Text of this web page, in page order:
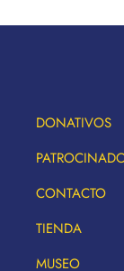
DONATIVOS
CONTACTO
TIENDA
MUSEO